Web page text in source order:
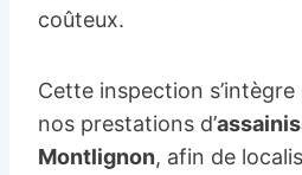
coûteux.
Cette inspection
nos prestations d’
Montlignon, afin de